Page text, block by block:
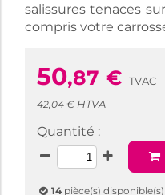
salissures tenaces
compris votre
50,87 € TVAC
42,04 € HTVA
Quantité :
14pièce(s) disponible(s)